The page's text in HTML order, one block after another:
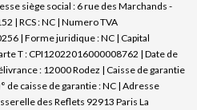
siège social : 6 rue des Marchands -
| RCS : NC | Numero TVA
| Forme juridique : NC | Capital
T : CPI12022016000008762 | Date de
: 12000 Rodez | Caisse de garantie
de caisse de garantie : NC | Adresse
des Reflets 92913 Paris La